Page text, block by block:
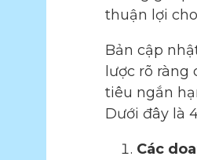
thuận lợi
Bản cập
lược rõ
tiêu ngắn
Dưới đây là
Các